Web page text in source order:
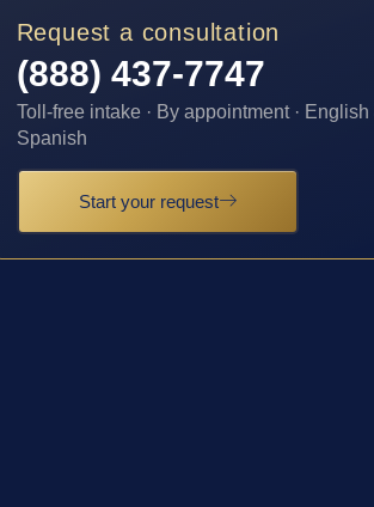
Request a consultation
(888) 437-7747
Toll-free intake · By appointment · English
Spanish
Start your request